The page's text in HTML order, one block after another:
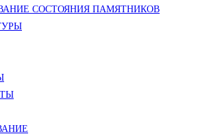
СОСТОЯНИЯ ПАМЯТНИКОВ